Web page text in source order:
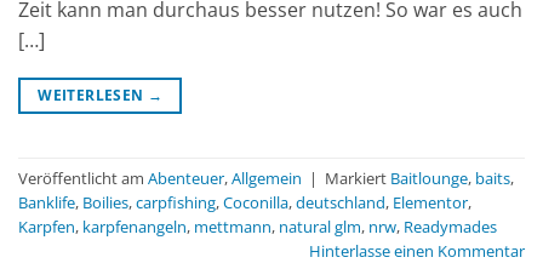
Zeit kann man durchaus besser nutzen! So war es auch
[…]
WEITERLESEN →
Veröffentlicht am Abenteuer,Allgemein | Markiert Baitlounge, baits,
Banklife, Boilies,carpfishing,Coconilla,deutschland, Elementor,
Karpfen, karpfenangeln, mettmann, natural glm, nrw, Readymades
Hinterlasse einen Kommentar